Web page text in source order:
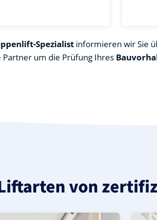
Spezialist informieren wir Sie
Partner um die Prüfung Ihres
von